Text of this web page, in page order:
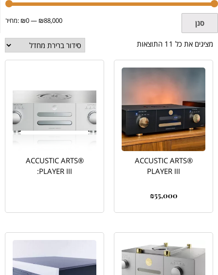
סנן מחיר: ₪0— ₪88,000
מציגים את כל ⁦11⁩ התוצאות
ACCUSTIC ARTS®
PLAYER III
₪55,000
ACCUSTIC ARTS®
PLAYER III: